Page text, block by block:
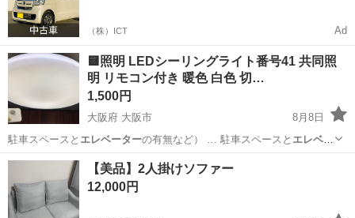
（株）ICT Ad
🟨照明 LEDシーリングライト番号41 共同照
明 リモコン付き 暖色 白色 切…
1,500円
大阪府 大阪市
8月8日
駐車スペースと エレベーターの有無など） … 駐車スペースと エレベー
ターの有無など） …
大阪 大阪市 家電 シーリングライト
【美品】2人掛けソファー
12,000円